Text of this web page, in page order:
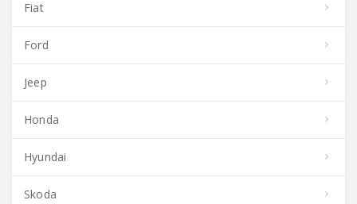
Fiat
Ford
Jeep
Honda
Hyundai
Skoda